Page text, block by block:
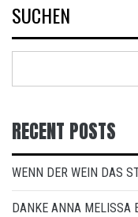
SUCHEN
RECENT POSTS
WENN DER WEIN DAS
DANKE ANNA MELISSA